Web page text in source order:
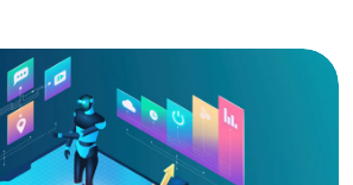
Oleh karena itu, penting bagi kita
[…]